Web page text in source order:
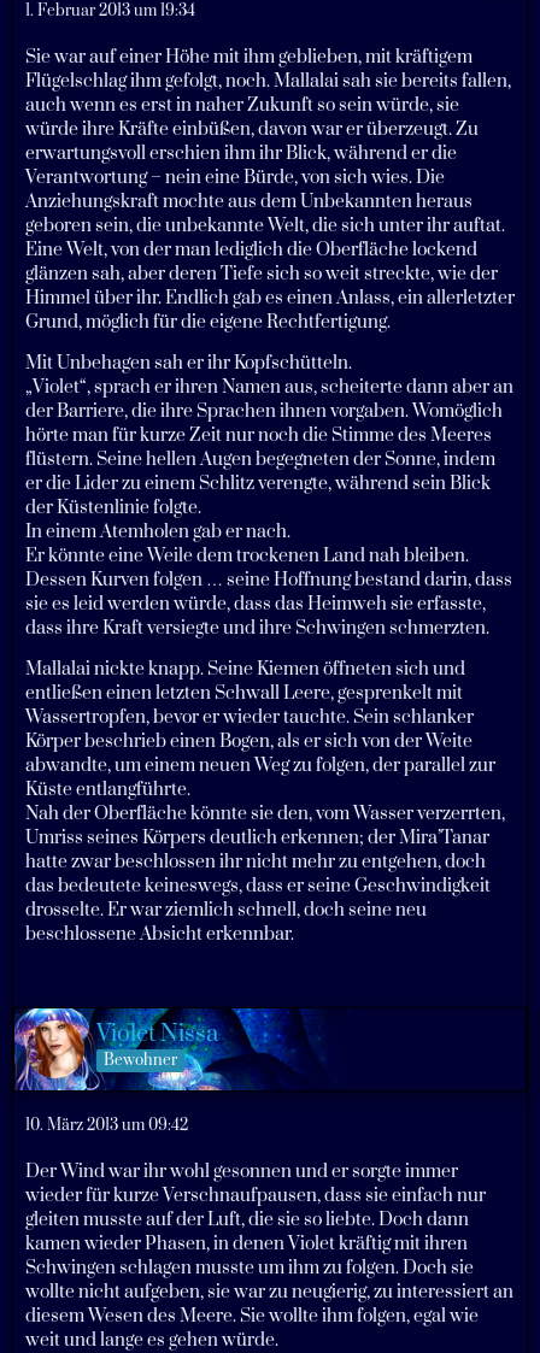
1. Februar 2013 um 19:34
Sie war auf einer Höhe mit ihm geblieben, mit kräftigem
Flügelschlag ihm gefolgt, noch. Mallalai sah sie bereits fallen,
auch wenn es erst in naher Zukunft so sein würde, sie
würde ihre Kräfte einbüßen, davon war er überzeugt. Zu
erwartungsvoll erschien ihm ihr Blick, während er die
Verantwortung – nein eine Bürde, von sich wies. Die
Anziehungskraft mochte aus dem Unbekannten heraus
geboren sein, die unbekannte Welt, die sich unter ihr auftat.
Eine Welt, von der man lediglich die Oberfläche lockend
glänzen sah, aber deren Tiefe sich so weit streckte, wie der
Himmel über ihr. Endlich gab es einen Anlass, ein allerletzter
Grund, möglich für die eigene Rechtfertigung.
Mit Unbehagen sah er ihr Kopfschütteln.
„Violet“, sprach er ihren Namen aus, scheiterte dann aber an
der Barriere, die ihre Sprachen ihnen vorgaben. Womöglich
hörte man für kurze Zeit nur noch die Stimme des Meeres
flüstern. Seine hellen Augen begegneten der Sonne, indem
er die Lider zu einem Schlitz verengte, während sein Blick
der Küstenlinie folgte.
In einem Atemholen gab er nach.
Er könnte eine Weile dem trockenen Land nah bleiben.
Dessen Kurven folgen … seine Hoffnung bestand darin, dass
sie es leid werden würde, dass das Heimweh sie erfasste,
dass ihre Kraft versiegte und ihre Schwingen schmerzten.
Mallalai nickte knapp. Seine Kiemen öffneten sich und
entließen einen letzten Schwall Leere, gesprenkelt mit
Wassertropfen, bevor er wieder tauchte. Sein schlanker
Körper beschrieb einen Bogen, als er sich von der Weite
abwandte, um einem neuen Weg zu folgen, der parallel zur
Küste entlangführte.
Nah der Oberfläche könnte sie den, vom Wasser verzerrten,
Umriss seines Körpers deutlich erkennen; der Mira’Tanar
hatte zwar beschlossen ihr nicht mehr zu entgehen, doch
das bedeutete keineswegs, dass er seine Geschwindigkeit
drosselte. Er war ziemlich schnell, doch seine neu
beschlossene Absicht erkennbar.
Violet Nissa
Bewohner
10. März 2013 um 09:42
Der Wind war ihr wohl gesonnen und er sorgte immer
wieder für kurze Verschnaufpausen, dass sie einfach nur
gleiten musste auf der Luft, die sie so liebte. Doch dann
kamen wieder Phasen, in denen Violet kräftig mit ihren
Schwingen schlagen musste um ihm zu folgen. Doch sie
wollte nicht aufgeben, sie war zu neugierig, zu interessiert an
diesem Wesen des Meere. Sie wollte ihm folgen, egal wie
weit und lange es gehen würde.